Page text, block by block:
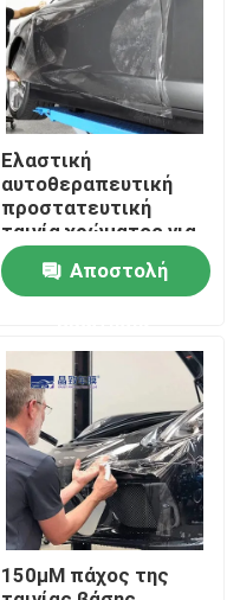
Ελαστική
αυτοθεραπευτική
προστατευτική
ταινία χρώματος για
περιτύλιξη
αμαξώματος
αυτοκινήτου
Αποστολή
150μM πάχος της